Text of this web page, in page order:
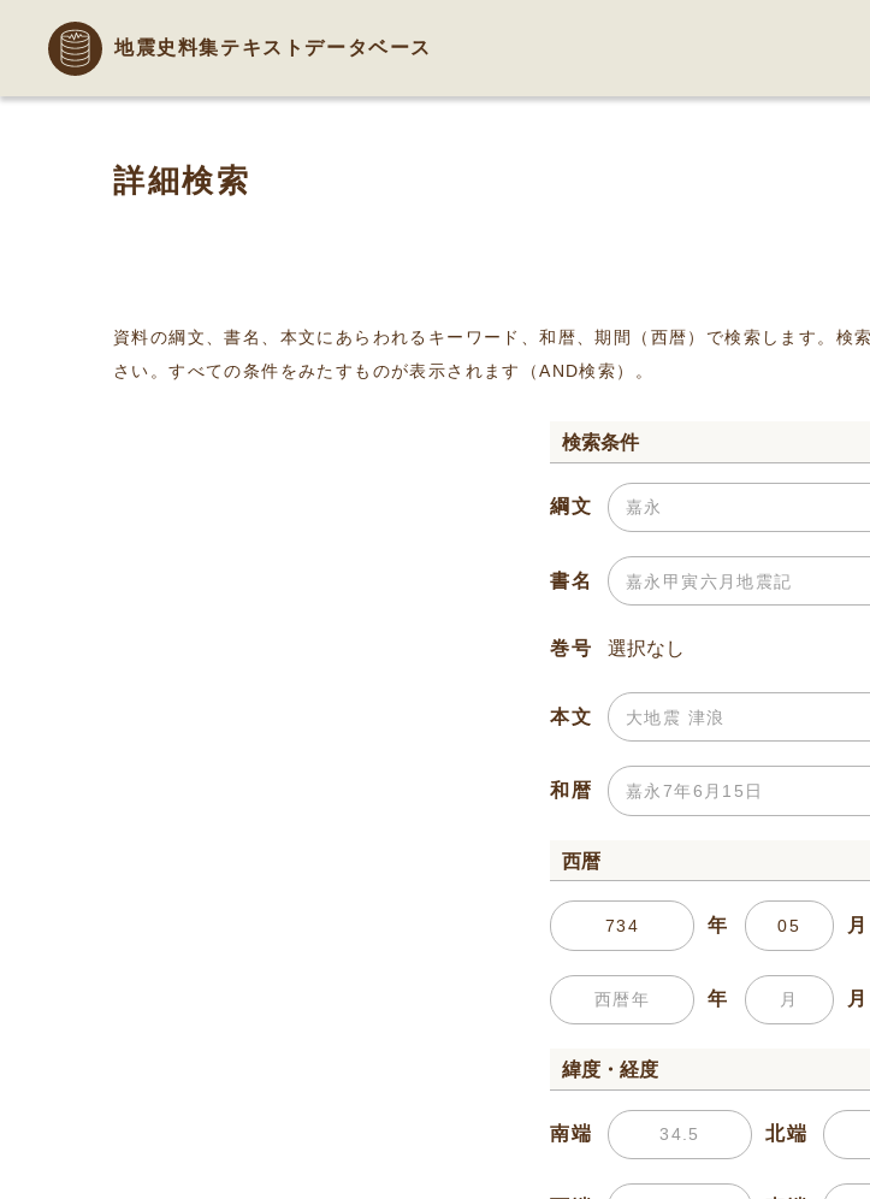
地震史料集テキストデータベース
詳細検索
資料の綱文、書名、本文にあらわれるキーワード、和暦、期間（西暦）で検索します。
さい。すべての条件をみたすものが表示されます（AND検索）。
検索条件
綱文
書名
巻号
本文
和暦
西暦
年 月
年 月
緯度・経度
南端 北端